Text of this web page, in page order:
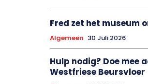
Fred zet het museum
Algemeen 30 Juli 2026
Hulp nodig? Doe mee
Westfriese Beursvloer